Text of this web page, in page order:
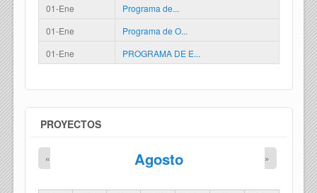
01-Ene
Programa de...
01-Ene
Programa de O...
01-Ene
PROGRAMA DE E...
PROYECTOS
Agosto
« »